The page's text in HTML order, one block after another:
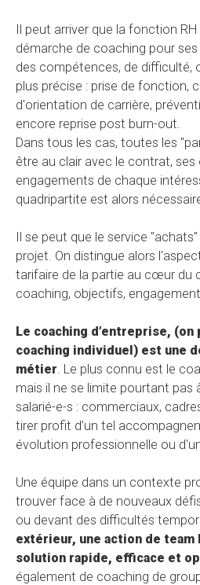
Il peut arriver que la fonction
démarche de coaching pour
des compétences, de difficulté,
plus précise : prise de fonction,
d'orientation de carrière,
encore reprise post burn-out.
Dans tous les cas, toutes les
être au clair avec le contrat,
engagements de chaque
quadripartite est alors
Il se peut que le service
projet. On distingue alors
tarifaire de la partie au cœur du
coaching, objectifs,
Le coaching d’entreprise, (on
coaching individuel) est une
métier. Le plus connu est le
mais il ne se limite pourtant
salarié-e-s : commerciaux,
tirer profit d’un tel
évolution professionnelle ou
Une équipe dans un contexte
trouver face à de nouveaux
ou devant des difficultés
extérieur, une action de team
solution rapide, efficace et
également de coaching de